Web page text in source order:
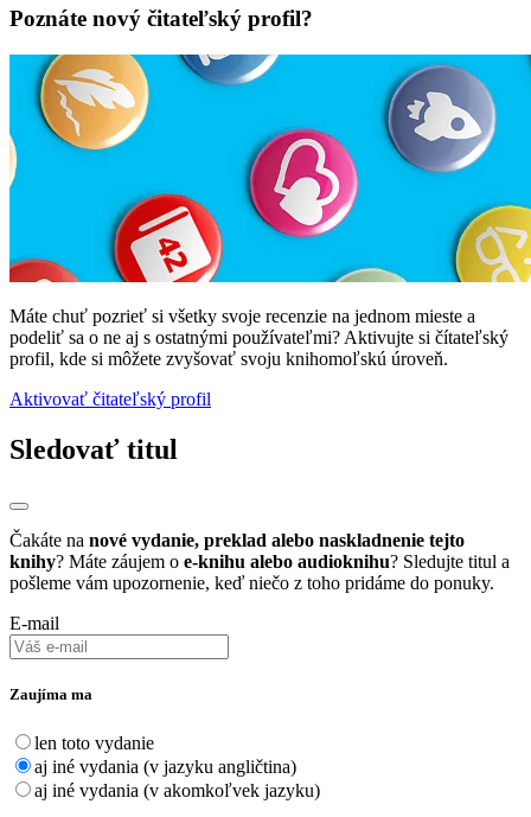
Poznáte nový čitateľský profil?
Máte chuť pozrieť si všetky svoje recenzie na jednom mieste a
podeliť sa o ne aj s ostatnými používateľmi? Aktivujte si čítateľský
profil, kde si môžete zvyšovať svoju knihomoľskú úroveň.
Aktivovať čitateľský profil
Sledovať titul
Čakáte na nové vydanie, preklad alebo naskladnenie tejto
knihy? Máte záujem o e-knihu alebo audioknihu? Sledujte titul a
pošleme vám upozornenie, keď niečo z toho pridáme do ponuky.
E-mail
Zaujíma ma
len toto vydanie
aj iné vydania (v jazyku angličtina)
aj iné vydania (v akomkoľvek jazyku)